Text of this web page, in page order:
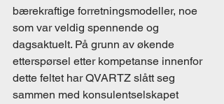
bærekraftige forretningsmodeller, noe
som var veldig spennende og
dagsaktuelt. På grunn av økende
etterspørsel etter kompetanse innenfor
dette feltet har QVARTZ slått seg
sammen med konsulentselskapet